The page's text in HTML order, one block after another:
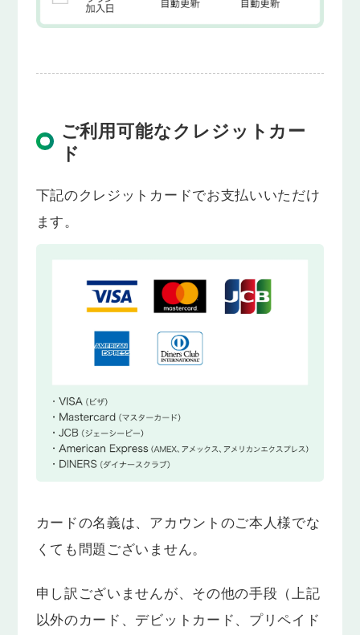
ご利用可能なクレジットカー
ド
下記のクレジットカードでお支払いいただけ
ます。
カードの名義は、アカウントのご本人様でな
くても問題ございません。
申し訳ございませんが、その他の手段（上記
以外のカード、デビットカード、プリペイド